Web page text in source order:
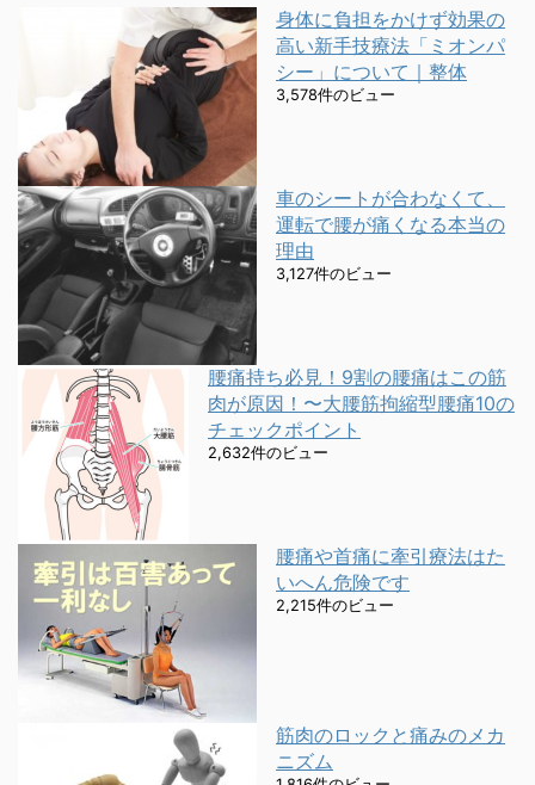
身体に負担をかけず効果の
高い新手技療法「ミオンパ
シー」について｜整体
3,578件のビュー
車のシートが合わなくて、
運転で腰が痛くなる本当の
理由
3,127件のビュー
腰痛持ち必見！9割の腰痛はこの筋
肉が原因！〜大腰筋拘縮型腰痛10の
チェックポイント
2,632件のビュー
腰痛や首痛に牽引療法はた
いへん危険です
2,215件のビュー
筋肉のロックと痛みのメカ
ニズム